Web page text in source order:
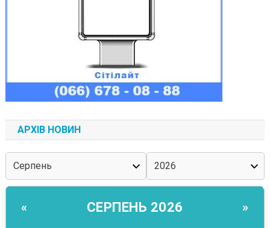
АРХІВ НОВИН
« СЕРПЕНЬ 2026 »